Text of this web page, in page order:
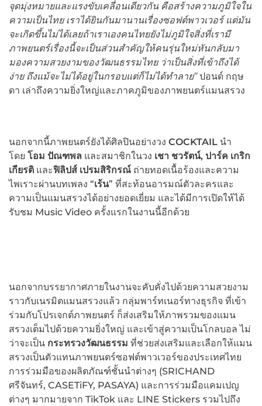
จุดมุ่งหมายและแรงขับเคลื่อนเดียวกัน คือสร้างความภูมิใจใน
ความเป็นไทย เราได้ยินกันมานานเรื่องซอฟต์พาวเวอร์ แต่มัน
จะเกิดขึ้นไม่ได้เลยถ้าเราเองคนไทยยังไม่ภูมิใจสิ่งที่เรามี
ภาพยนตร์เรื่องนี้จะเป็นส่วนสำคัญให้คนรุ่นใหม่หันกลับมา
มองความสวยงามของวัฒนธรรมไทย ว่าเป็นสิ่งที่เข้าถึงได้
ง่าย ถึงแม้จะไม่ได้อยู่ในกรอบแต่ก็ไม่ได้ทำลาย”ปอนด์ กฤษ
ดา เล่าถึงความยิ่งใหญ่และภาคภูมิของภาพยนตร์แมนสรวง
นอกจากนี้ภาพยนตร์ยังได้ศิลปินอย่างวง COCKTAIL นำ
โดย โอม ปัณฑพล และสมาชิกในวง เชา ชวรัตน์, ปาร์ค เกริก
เกียรติ และฟิลิปส์ เปรมสิริกรณ์ ถ่ายทอดเนื้อร้องและความ
ไพเราะผ่านบทเพลง “เร้น” ที่สะท้อนอารมณ์ตัวละครและ
ความเป็นแมนสรวงได้อย่างยอดเยี่ยม และได้มีการเปิดให้ได้
รับชม Music Video ครั้งแรกในงานนี้อีกด้วย
นอกจากบรรยากาศภายในงานจะคับคั่งไปด้วยความสวยงาม
ราวกับเนรมิตแมนสรวงแล้ว กลุ่มพาร์ทเนอร์ทางธุรกิจ ที่เข้า
ร่วมกับโปรเจกต์ภาพยนตร์ ก็ส่งเสริมให้ภาพรวมของแมน
สรวงเต็มไปด้วยความยิ่งใหญ่ และเข้าสู่ความเป็นโกลบอล ไม่
ว่าจะเป็น กระทรวงวัฒนธรรม ที่ช่วยส่งเสริมและเลือกให้แมน
สรวงเป็นตัวแทนภาพยนตร์ซอฟต์พาวเวอร์ของประเทศไทย
การร่วมมือของผลิตภัณฑ์ชั้นนำต่างๆ (SRICHAND
ศรีจันทร์, CASETiFY, PASAYA) และการร่วมมือแคมเปญ
ต่างๆ มากมายจาก TikTok และ LINE Stickers รวมไปถึง